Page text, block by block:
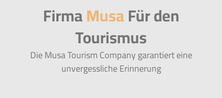
FirmaMusaFür den
Tourismus
Die Musa Tourism Company garantiert eine
unvergessliche Erinnerung